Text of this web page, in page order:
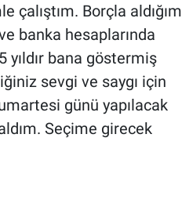
Borçla aldığım
banka hesaplarında
bana göstermiş
sevgi ve saygı için
günü yapılacak
Seçime girecek